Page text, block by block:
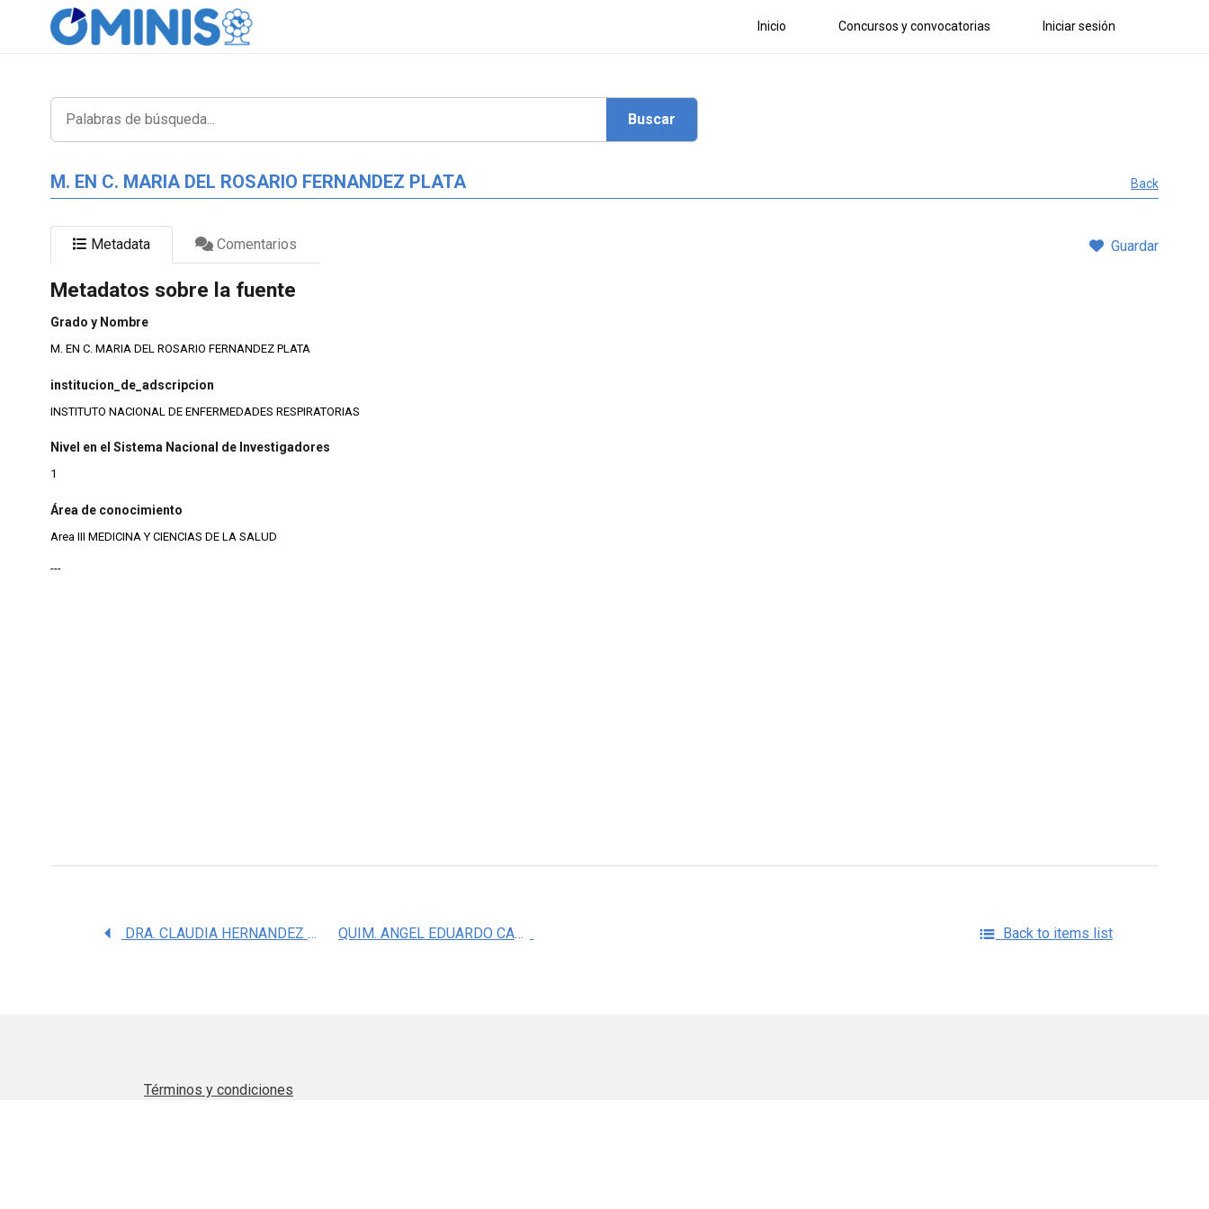
Inicio Concursos y convocatorias Iniciar sesión
M. EN C. MARIA DEL ROSARIO FERNANDEZ PLATA Back
Metadata Comentarios Guardar
Metadatos sobre la fuente
Grado y Nombre
M. EN C. MARIA DEL ROSARIO FERNANDEZ PLATA
institucion_de_adscripcion
INSTITUTO NACIONAL DE ENFERMEDADES RESPIRATORIAS
Nivel en el Sistema Nacional de Investigadores
1
Área de conocimiento
Area III MEDICINA Y CIENCIAS DE LA SALUD
---
DRA. CLAUDIA HERNANDEZ JIMENEZ QUIM. ANGEL EDUARDO CAMARENA OLVERA Back to items list
Términos y condiciones